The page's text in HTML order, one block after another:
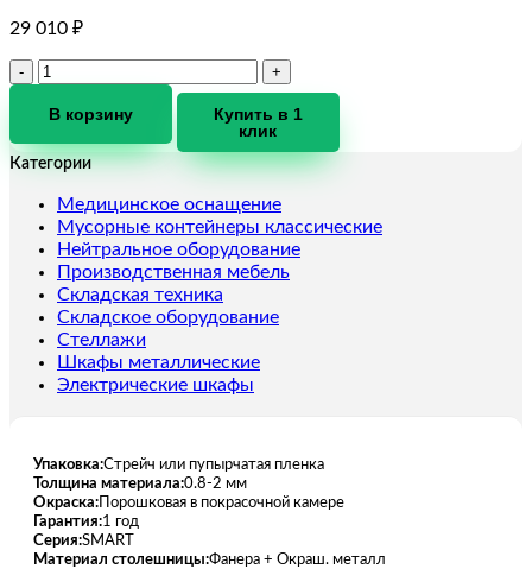
29 010 ₽
Количество
Верстак
1280.1-
В корзину
Купить в 1
клик
Категории
Медицинское оснащение
Мусорные контейнеры классические
Нейтральное оборудование
Производственная мебель
Складская техника
Складское оборудование
Стеллажи
Шкафы металлические
Электрические шкафы
Упаковка:Стрейч или пупырчатая пленка
Толщина материала:0.8-2 мм
Окраска: Порошковая в покрасочной камере
Гарантия:1 год
Серия:SMART
Материал столешницы:Фанера + Окраш. металл